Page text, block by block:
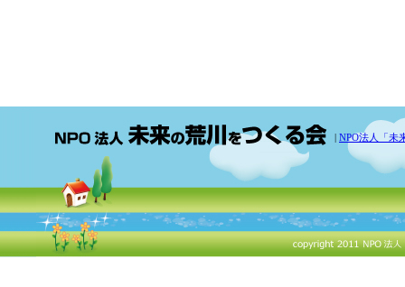
| NPO法人「未